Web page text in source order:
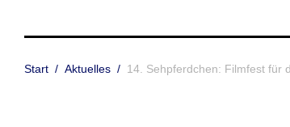
Start / Aktuelles / 14. Sehpferdchen: Filmfest für